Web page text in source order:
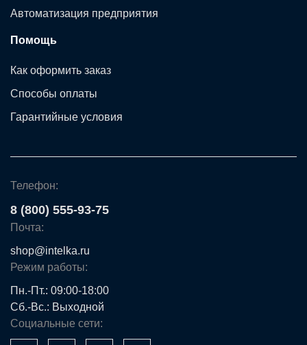
Автоматизация предприятия
Помощь
Как оформить заказ
Способы оплаты
Гарантийные условия
Телефон:
8 (800) 555-93-75
Почта:
shop@intelka.ru
Режим работы:
Пн.-Пт.: 09:00-18:00
Сб.-Вс.: Выходной
Социальные сети: